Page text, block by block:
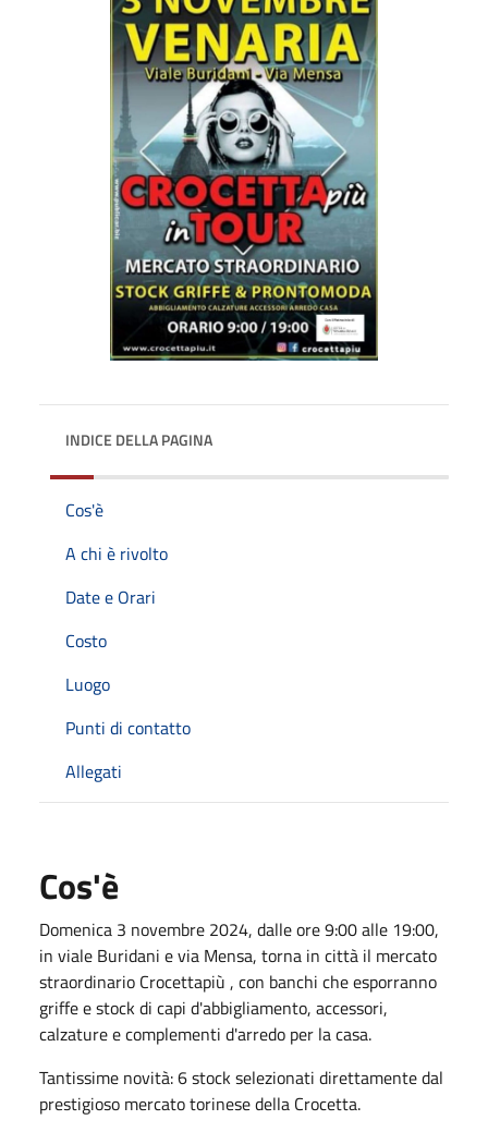
INDICE DELLA PAGINA
Cos'è
A chi è rivolto
Date e Orari
Costo
Luogo
Punti di contatto
Allegati
Cos'è
Domenica 3 novembre 2024, dalle ore 9:00 alle 19:00,
in viale Buridani e via Mensa, torna in città il mercato
straordinario Crocettapiù , con banchi che esporranno
griffe e stock di capi d'abbigliamento, accessori,
calzature e complementi d'arredo per la casa.
Tantissime novità: 6 stock selezionati direttamente dal
prestigioso mercato torinese della Crocetta.